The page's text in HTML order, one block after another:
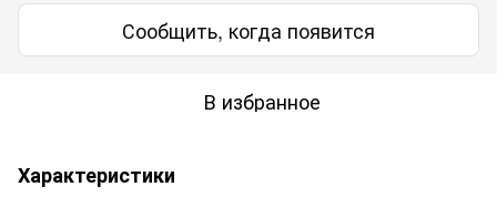
Сообщить, когда появится
В избранное
Характеристики